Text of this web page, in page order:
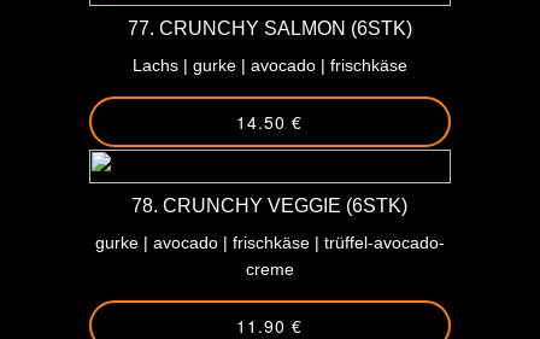
77. CRUNCHY SALMON (6STK)
Lachs | gurke | avocado | frischkäse
14.50 €
78. CRUNCHY VEGGIE (6STK)
gurke | avocado | frischkäse | trüffel-avocado-
creme
11.90 €